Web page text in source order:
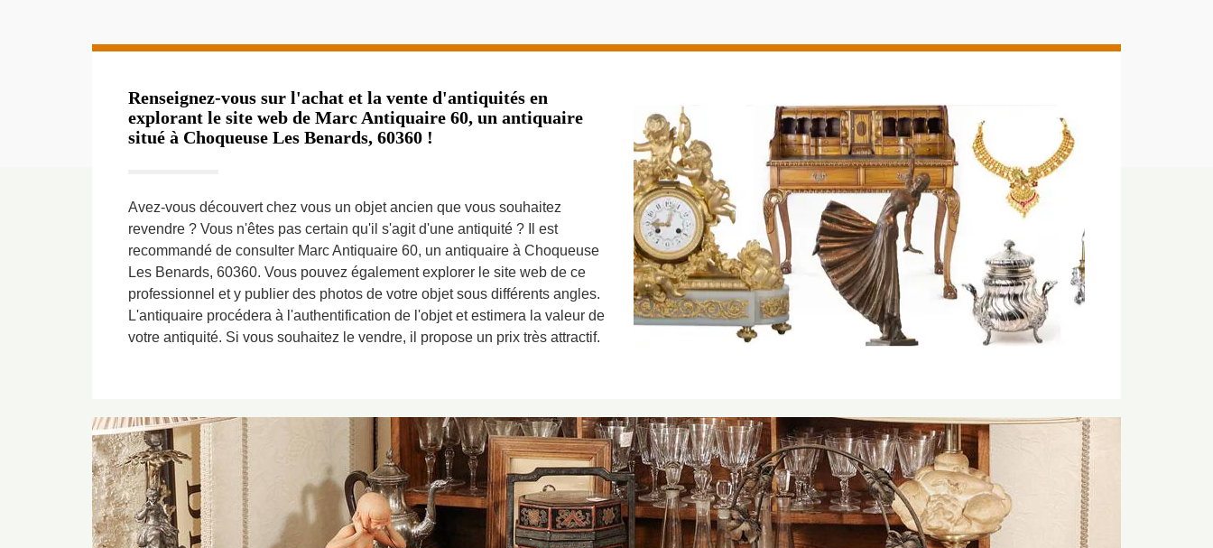
Renseignez-vous sur l'achat et la vente d'antiquités en
explorant le site web de Marc Antiquaire 60, un antiquaire
situé à Choqueuse Les Benards, 60360 !
Avez-vous découvert chez vous un objet ancien que vous souhaitez
revendre ? Vous n'êtes pas certain qu'il s'agit d'une antiquité ? Il est
recommandé de consulter Marc Antiquaire 60, un antiquaire à Choqueuse
Les Benards, 60360. Vous pouvez également explorer le site web de ce
professionnel et y publier des photos de votre objet sous différents angles.
L'antiquaire procédera à l'authentification de l'objet et estimera la valeur de
votre antiquité. Si vous souhaitez le vendre, il propose un prix très attractif.